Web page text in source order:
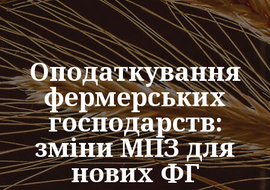
Оподаткування
фермерських
господарств:
зміни МПЗ для
нових ФГ